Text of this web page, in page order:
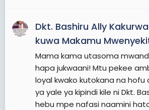
Dkt. Bashiru Ally
kuwa Makamu
Mama kama utasoma
hapa jukwaani! Mtu pekee
loyal kwako kutokana na hofu
ya yale ya kipindi kile ni Dkt.
hebu mpe nafasi naamini